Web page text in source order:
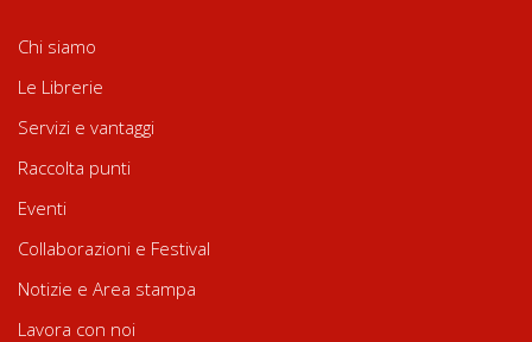
Chi siamo
Le Librerie
Servizi e vantaggi
Raccolta punti
Eventi
Collaborazioni e Festival
Notizie e Area stampa
Lavora con noi